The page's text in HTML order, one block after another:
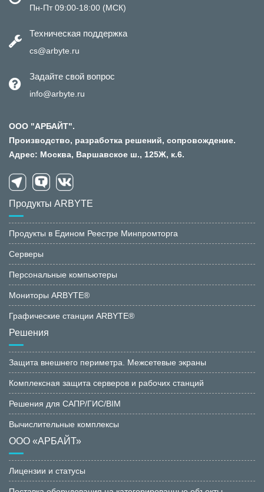
Пн-Пт 09:00-18:00 (МСК)
Техническая поддержка
cs@arbyte.ru
Задайте свой вопрос
info@arbyte.ru
ООО "АРБАЙТ".
Производство, разработка решений, сопровождение.
Адрес: Москва, Варшавское ш., 125Ж, к.6.
Продукты ARBYTE
Продукты в Едином Реестре Минпромторга
Серверы
Персональные компьютеры
Мониторы ARBYTE®
Графические станции ARBYTE®
Решения
Защита внешнего периметра. Межсетевые экраны
Комплексная защита серверов и рабочих станций
Решения для САПР/ГИС/BIM
Вычислительные комплексы
ООО «АРБАЙТ»
Лицензии и статусы